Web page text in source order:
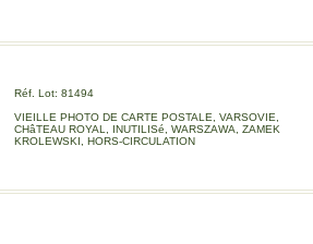
Réf. Lot: 81494
VIEILLE PHOTO DE CARTE POSTALE, VARSOVIE,
CHâTEAU ROYAL, INUTILISé, WARSZAWA, ZAMEK
KROLEWSKI, HORS-CIRCULATION